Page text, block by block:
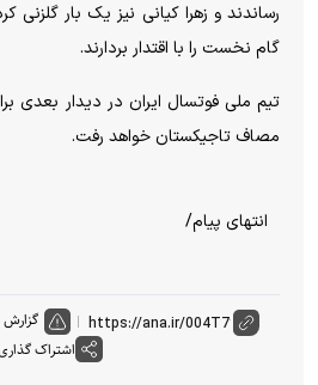
رساندند و زهرا کیانی نیز یک بار گلزنی
گام نخست را با اقتدار بردارند.
تیم ملی فوتسال ایران در دیدار بعدی
مصاف تاجیکستان خواهد رفت.
انتهای پیام/
اشتراک